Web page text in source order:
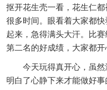
抠开花生壳一看，花生仁
很多时间。眼看着大家都
起来，急得满头大汗。比
第二名的好成绩，大家都开
今天玩得真开心，虽
明白了心静下来才能做好事